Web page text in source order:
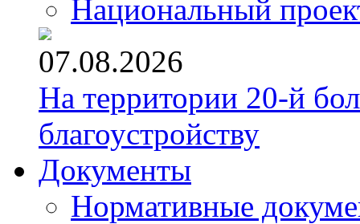
Национальный
07.08.2026
На территории 20-й
благоустройству
Документы
Нормативные